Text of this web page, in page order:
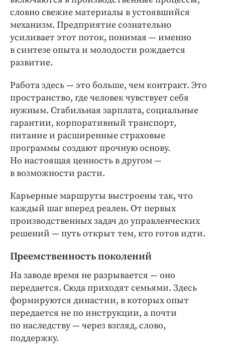
словно свежие материалы в устоявшийся
механизм. Предприятие сознательно
усиливает этот поток, понимая — именно
в синтезе опыта и молодости рождается
развитие.
Работа здесь — ​это больше, чем контракт. Это
пространство, где человек чувствует себя
нужным. Стабильная зарплата, социальные
гарантии, корпоративный транспорт,
питание и расширенные страховые
программы создают прочную основу.
Но настоящая ценность ​в другом —
в возможности расти.
Карьерные маршруты выстроены так, что
каждый шаг вперед реален. От первых
производственных задач до управленческих
решений — ​путь открыт тем, кто готов идти.
Преемственность поколений
На заводе время не разрывается — ​оно
передается. Сюда приходят семьями. Здесь
формируются династии, в которых опыт
передается не по инструкции, а почти
по наследству — ​через взгляд, слово,
поддержку.